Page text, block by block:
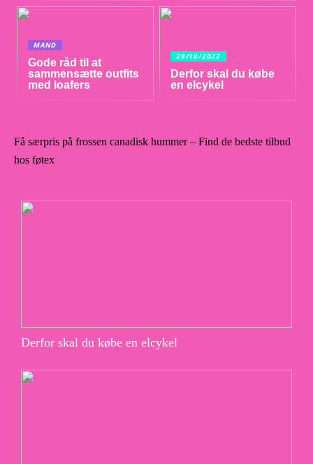
MAND
Gode råd til at
sammensætte outfits
med loafers
28/10/2022
Derfor skal du købe
en elcykel
Få særpris på frossen canadisk hummer – Find de bedste tilbud
hos føtex
Derfor skal du købe en elcykel